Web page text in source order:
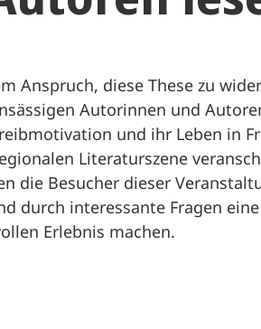
Anspruch, diese These zu
Autorinnen und
und ihr Leben in
Literaturszene
die Besucher dieser
durch interessante Fragen
Erlebnis machen.